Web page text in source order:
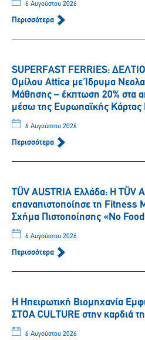
6 Αυγούστου 2026
Περισσότερα
SUPERFAST FERRIES:
Ομίλου Attica με Ίδρυμα
Μάθησης – έκπτωση 20% στα
μέσω της Ευρωπαϊκής
6 Αυγούστου 2026
Περισσότερα
TÜV AUSTRIA Ελλάδα: Η TÜV
επαναπιστοποίησε τη Fitness
Σχήμα Πιστοποίησης «No
6 Αυγούστου 2026
Περισσότερα
Η Ηπειρωτική Βιομηχανία
ΣΤΟΑ CULTURE στην καρδιά
6 Αυγούστου 2026